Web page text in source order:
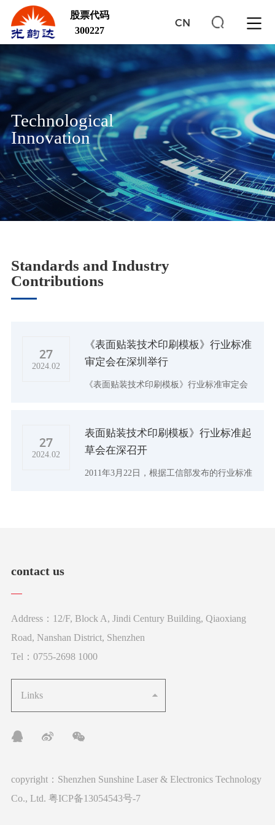
股票代码
300227
CN
Technological
Innovation
Standards and Industry
Contributions
27
2024.02
《表面贴装技术印刷模板》行业标准
审定会在深圳举行
《表面贴装技术印刷模板》行业标准审定会
公司承办，出席会议的还有光宏光电、允升
吉电子、木森激光、卓力达、中兴通讯、华
为
27
2024.02
表面贴装技术印刷模板》行业标准起
草会在深召开
2011年3月22日，根据工信部发布的行业标准
contact us
Address：12/F, Block A, Jindi Century Building, Qiaoxiang
Road, Nanshan District, Shenzhen
Tel：0755-2698 1000
Links
copyright：Shenzhen Sunshine Laser & Electronics Technology
Co., Ltd. 粤ICP备13054543号-7